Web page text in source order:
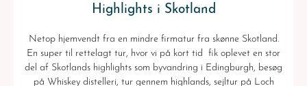
Highlights i Skotland
Netop hjemvendt fra en mindre firmatur fra skønne Skotland.
En super til rettelagt tur, hvor vi på kort tid fik oplevet en stor
del af Skotlands highlights som byvandring i Edingburgh, besøg
på Whiskey distelleri, tur gennem highlands, sejltur på Loch